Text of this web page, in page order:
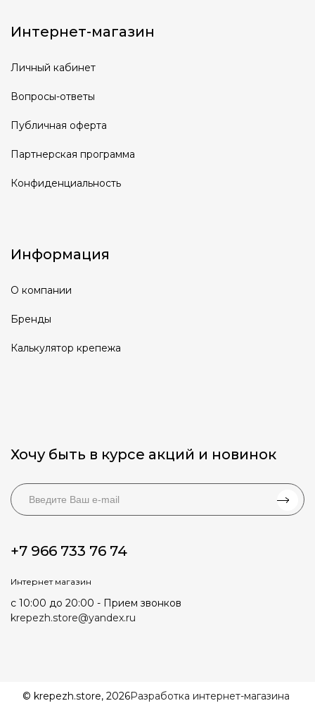
Интернет-магазин
Личный кабинет
Вопросы-ответы
Публичная оферта
Партнерская программа
Конфиденциальность
Информация
О компании
Бренды
Калькулятор крепежа
Хочу быть в курсе акций и новинок
+7 966 733 76 74
Интернет магазин
с 10:00 до 20:00 - Прием звонков
krepezh.store@yandex.ru
© krepezh.store, 2026Разработка интернет-магазина